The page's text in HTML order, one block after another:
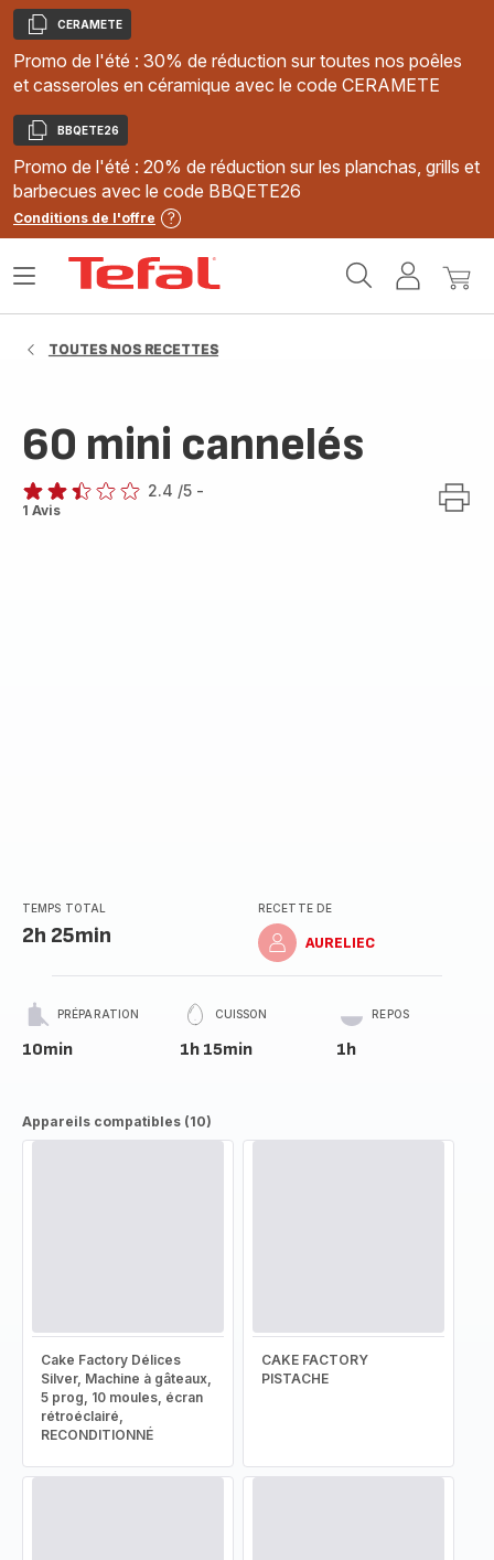
Copier
CERAMETE
Promo de l'été : 30% de réduction sur toutes nos poêles
et casseroles en céramique avec le code CERAMETE
Copier
BBQETE26
Promo de l'été : 20% de réduction sur les planchas, grills et
barbecues avec le code BBQETE26
Conditions de l'offre
MonMon
Ouvrir
TOUTES NOS RECETTES
60 mini cannelés
ratings.2.4
2.4 /5 -
1 Avis
TEMPS TOTAL
2h 25min
RECETTE DE
AURELIEC
PRÉPARATION
10min
CUISSON
1h 15min
REPOS
1h
Appareils compatibles (10)
Cake Factory Délices
Silver, Machine à gâteaux,
5 prog, 10 moules, écran
rétroéclairé,
RECONDITIONNÉ
CAKE FACTORY
PISTACHE